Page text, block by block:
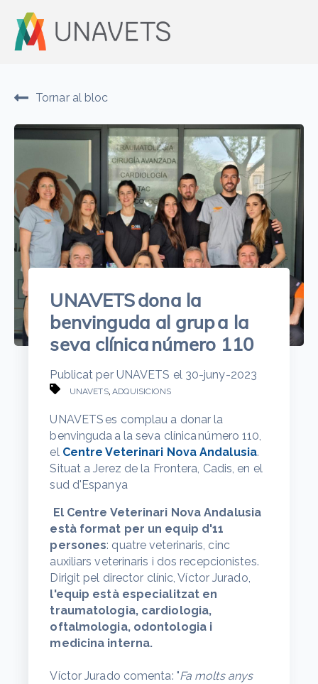
Tornar al bloc
UNAVETS dona la
benvinguda al grup a la
seva clínica número 110
Publicat per UNAVETS el 30-juny-2023
UNAVETS,ADQUISICIONS
UNAVETS es complau a donar la
benvinguda a la seva clínica número 110,
elCentre Veterinari Nova Andalusia.
Situat a Jerez de la Frontera, Cadis, en el
sud d'Espanya
El Centre Veterinari Nova Andalusia
està format per un equip d'11
persones: quatre veterinaris, cinc
auxiliars veterinaris i dos recepcionistes.
Dirigit pel director clínic, Víctor Jurado,
l'equip està especialitzat en
traumatologia, cardiologia,
oftalmologia, odontologia i
medicina interna.
Víctor Jurado comenta: "Fa molts anys